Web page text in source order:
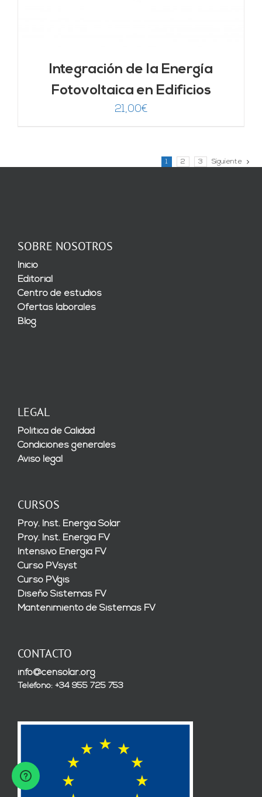
Integración de la Energía
Fotovoltaica en Edificios
21,00€
1 2 3 Siguiente
SOBRE NOSOTROS
Inicio
Editorial
Centro de estudios
Ofertas laborales
Blog
LEGAL
Política de Calidad
Condiciones generales
Aviso legal
CURSOS
Proy. Inst. Energía Solar
Proy. Inst. Energía FV
Intensivo Energía FV
Curso PVsyst
Curso PVgis
Diseño Sistemas FV
Mantenimiento de Sistemas FV
CONTACTO
info@censolar.org
Teléfono: +34 955 725 753